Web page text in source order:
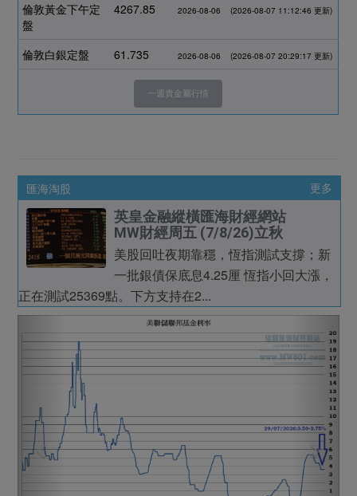
倫敦黃金下午定
盤
4267.852026-08-06 (2026-08-07 11:12:46 更新)
倫敦白銀定盤 61.7352026-08-06 (2026-08-07 20:29:17 更新)
一週貴金屬行情
匯海淘股 更多
英皇金融縱橫匯海財經網站
MW財經周五 (7/8/26)立秋
美股回吐夜期靠穩，恆指測試支撐；新
一批銀債保底息4.25厘 恆指小回大漲，
正在測試25369點。下方支持在2...
Next